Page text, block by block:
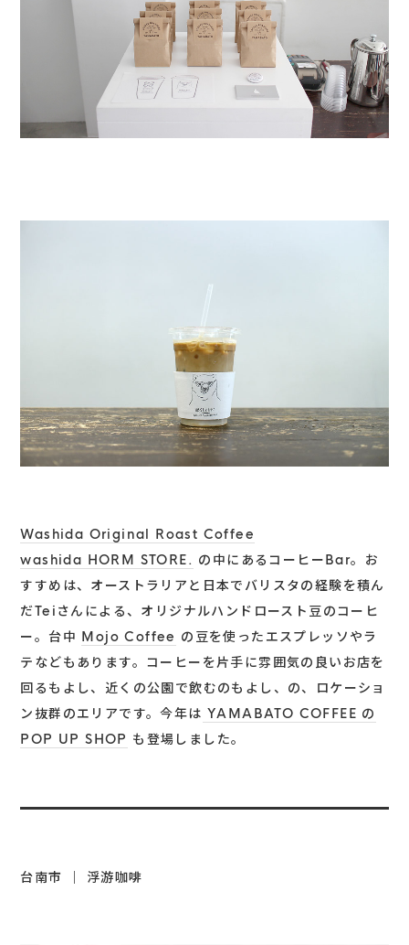
Washida Original Roast Coffee
washida HORM STORE. の中にあるコーヒーBar。お
すすめは、オーストラリアと日本でバリスタの経験を積ん
だTeiさんによる、オリジナルハンドロースト豆のコーヒ
ー。台中 Mojo Coffee の豆を使ったエスプレッソやラ
テなどもあります。コーヒーを片手に雰囲気の良いお店を
回るもよし、近くの公園で飲むのもよし、の、ロケーショ
ン抜群のエリアです。今年は YAMABATO COFFEE の
POP UP SHOP も登場しました。
台南市 ｜ 浮游咖啡